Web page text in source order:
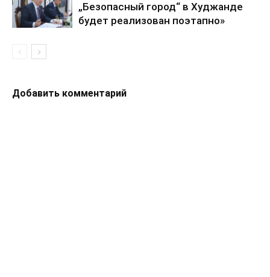
„Безопасный город“ в Худжанде
будет реализован поэтапно»
Добавить комментарий